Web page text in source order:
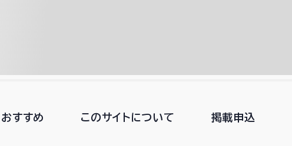
おすすめ このサイトについて 掲載申込